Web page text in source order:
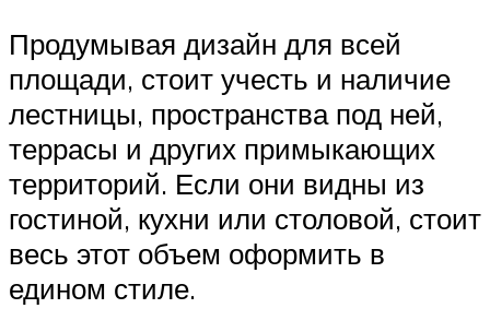
Продумывая дизайн для всей
площади, стоит учесть и наличие
лестницы, пространства под ней,
террасы и других примыкающих
территорий. Если они видны из
гостиной, кухни или столовой, стоит
весь этот объем оформить в
едином стиле.